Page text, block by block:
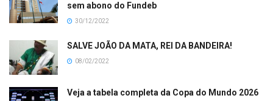
sem abono do Fundeb
30/12/2022
SALVE JOÃO DA MATA, REI DA BANDEIRA!
08/02/2022
Veja a tabela completa da Copa do Mundo 2026